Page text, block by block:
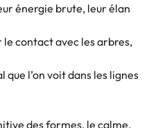
énergie brute, leur élan
contact avec les arbres,
l’on voit dans les lignes
des formes, le calme,